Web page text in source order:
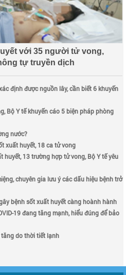
với 35 người tử vong,
tự truyền dịch
định được nguồn lây, cần biết 6 khuyến
Bộ Y tế khuyến cáo 5 biện pháp phòng
nước?
xuất huyết, 18 ca tử vong
huyết, 13 trường hợp tử vong, Bộ Y tế yêu
chuyên gia lưu ý các dấu hiệu bệnh trở
bệnh sốt xuất huyết càng hoành hành
19 đang tăng mạnh, hiểu đúng để bảo
do thời tiết lạnh